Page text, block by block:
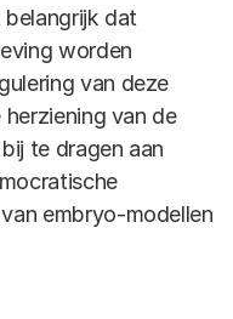
dat
worden
van deze
van de
te dragen aan
embryo-modellen